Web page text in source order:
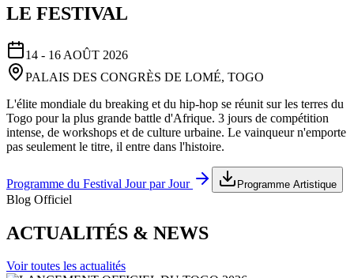
LE FESTIVAL
14 - 16 AOÛT 2026
PALAIS DES CONGRÈS DE LOMÉ, TOGO
L'élite mondiale du breaking et du hip-hop se réunit sur les terres du
Togo pour la plus grande battle d'Afrique. 3 jours de compétition
intense, de workshops et de culture urbaine. Le vainqueur n'emporte
pas seulement le titre, il entre dans l'histoire.
Programme du Festival Jour par Jour Programme Artistique
Blog Officiel
ACTUALITÉS & NEWS
Voir toutes les actualités